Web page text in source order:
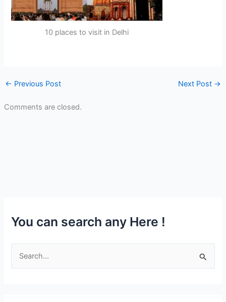
10 places to visit in Delhi
← Previous Post Next Post →
Comments are closed.
You can search any Here !